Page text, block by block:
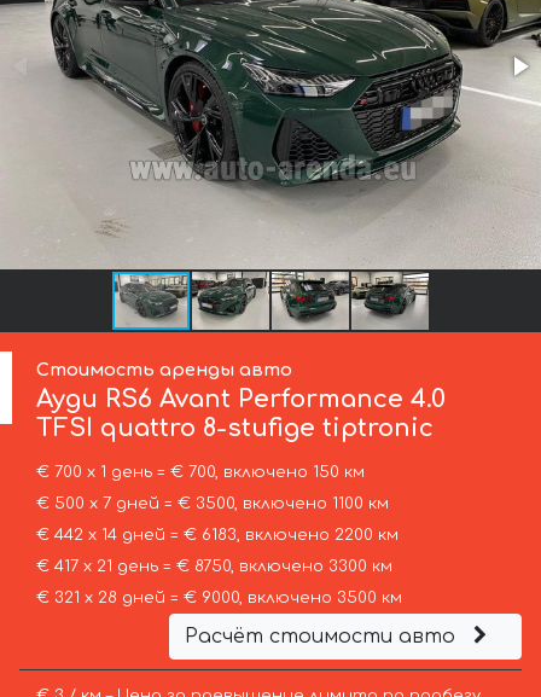
Стоимость аренды авто
Ауди RS6 Avant Performance 4.0
TFSI quattro 8-stufige tiptronic
€ 700 х 1 день = € 700, включено 150 км
€ 500 х 7 дней = € 3500, включено 1100 км
€ 442 х 14 дней = € 6183, включено 2200 км
€ 417 х 21 день = € 8750, включено 3300 км
€ 321 х 28 дней = € 9000, включено 3500 км
Расчёт стоимости авто